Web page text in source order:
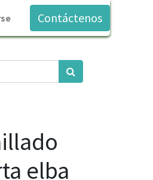
Contáctenos
elba